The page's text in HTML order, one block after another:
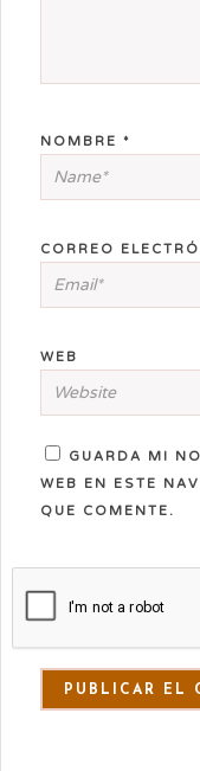
NOMBRE *
CORREO
WEB
GUARDA MI
WEB EN ESTE
QUE COMENTE.